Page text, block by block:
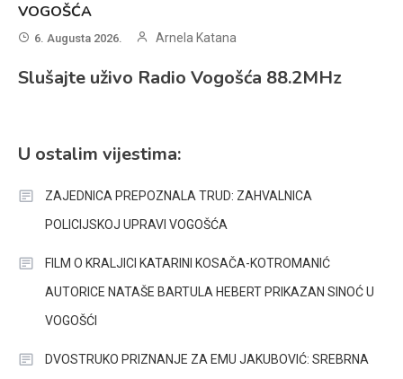
VOGOŠĆA
6. Augusta 2026. Arnela Katana
Slušajte uživo Radio Vogošća 88.2MHz
U ostalim vijestima:
ZAJEDNICA PREPOZNALA TRUD: ZAHVALNICA
POLICIJSKOJ UPRAVI VOGOŠĆA
FILM O KRALJICI KATARINI KOSAČA-KOTROMANIĆ
AUTORICE NATAŠE BARTULA HEBERT PRIKAZAN SINOĆ U
VOGOŠĆI
DVOSTRUKO PRIZNANJE ZA EMU JAKUBOVIĆ: SREBRNA